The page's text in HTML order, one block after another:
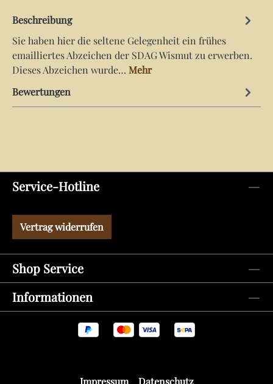
Beschreibung
Sie haben hier die seltene Gelegenheit ein frühes
emailliertes Abzeichen der SDAG Wismut zu erwerben.
Dieses Abzeichen wurde… Mehr
Bewertungen
Service-Hotline
Vertrag widerrufen
Shop Service
Informationen
Impressum Datenschutz